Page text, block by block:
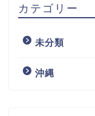
カテゴリー
未分類
沖縄